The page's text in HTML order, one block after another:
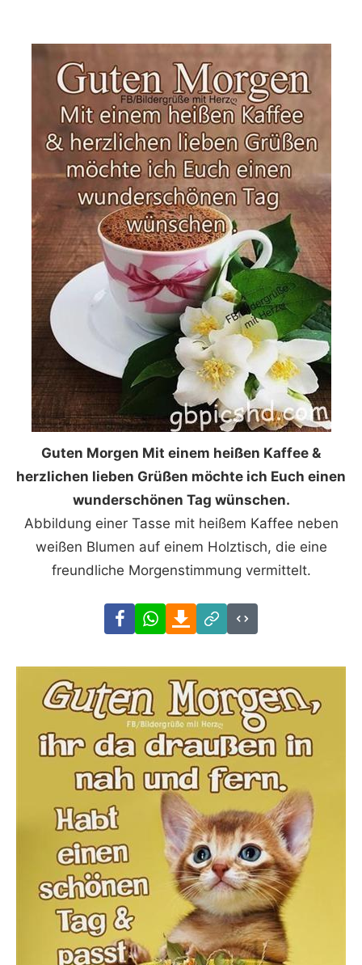
Guten Morgen Mit einem heißen Kaffee &
herzlichen lieben Grüßen möchte ich Euch einen
wunderschönen Tag wünschen.
Abbildung einer Tasse mit heißem Kaffee neben
weißen Blumen auf einem Holztisch, die eine
freundliche Morgenstimmung vermittelt.
FacebookWhatsAppDownload
Link
Code